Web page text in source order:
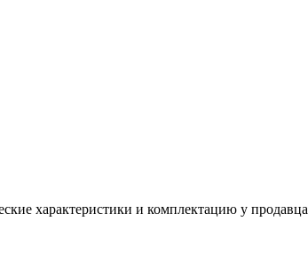
характеристики и комплектацию у продавца